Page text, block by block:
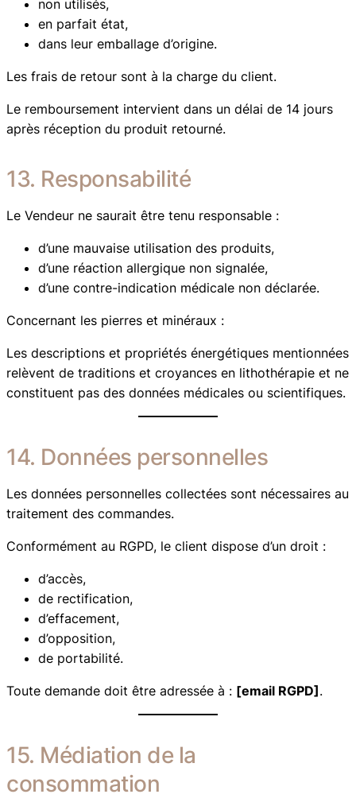
non utilisés,
en parfait état,
dans leur emballage d’origine.
Les frais de retour sont à la charge du client.
Le remboursement intervient dans un délai de 14 jours
après réception du produit retourné.
13. Responsabilité
Le Vendeur ne saurait être tenu responsable :
d’une mauvaise utilisation des produits,
d’une réaction allergique non signalée,
d’une contre-indication médicale non déclarée.
Concernant les pierres et minéraux :
Les descriptions et propriétés énergétiques mentionnées
relèvent de traditions et croyances en lithothérapie et ne
constituent pas des données médicales ou scientifiques.
14. Données personnelles
Les données personnelles collectées sont nécessaires au
traitement des commandes.
Conformément au RGPD, le client dispose d’un droit :
d’accès,
de rectification,
d’effacement,
d’opposition,
de portabilité.
Toute demande doit être adressée à : [email RGPD].
15. Médiation de la
consommation